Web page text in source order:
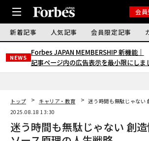
会
新着記事 人気記事 会員限定記事
NEWS
Forbes JAPAN MEMBERSHIP 新機能｜
記事ページ内の広告表示を最小限にしま
トップ キャリア・教育
迷う時間も無駄じゃない
2025.08.18 13:30
迷う時間も無駄じゃない 創